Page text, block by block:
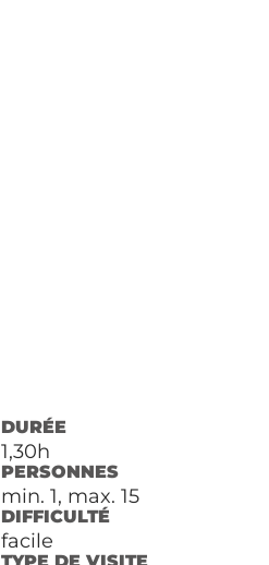
DURÉE
1,30h
PERSONNES
min. 1, max. 15
DIFFICULTÉ
facile